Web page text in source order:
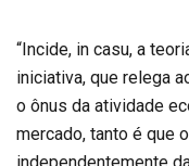
“Incide, in casu, a
iniciativa, que relega
o ônus da atividade
mercado, tanto é que